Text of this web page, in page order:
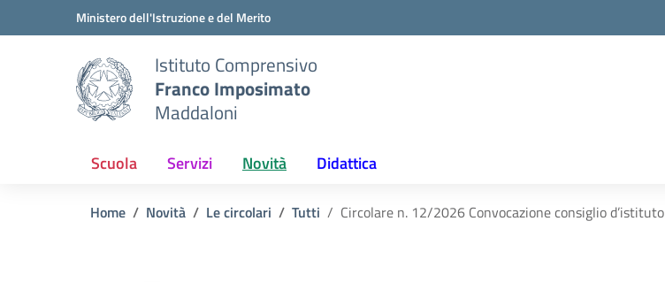
Vai ai contenuti
Vai al menu di navigazioneMinistero dell'Istruzione e del Merito
Istituto Comprensivo
Franco Imposimato
Maddaloni
Scuola Servizi Novità Didattica
Home Novità Le circolari Tutti Circolare n. 12/2026 Convocazione consiglio d’istituto